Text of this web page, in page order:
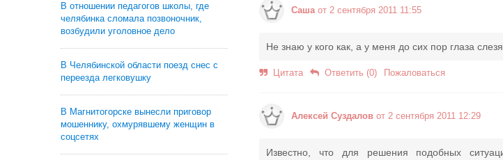
В отношении педагогов школы, где
челябинка сломала позвоночник,
возбудили уголовное дело
В Челябинской области поезд снес с
переезда легковушку
В Магнитогорске вынесли приговор
мошеннику, охмурявшему женщин в
соцсетях
Сашаот 2 сентября 2011 11:55
Не знаю у кого как, а у меня до сих пор глаза
Цитата Ответить (0) Пожаловаться
Алексей Суздалов от 2 сентября 2011 12:29
Известно, что для решения подобных